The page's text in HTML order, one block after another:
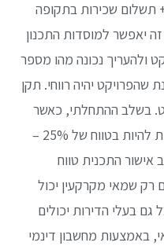
+ תשלום שכירות בתקופה
זה יאפשר למוסדות התכנון
ולהעריך נכונה מהו מספר
יהיה רווחי. תקן
בשלב ההתחלתי, כאשר
הפרויקט עדיין בחיתוליו, על הרווחיות להיות בטווח של 25% –
אישור התכנית טווח
ל 20% – 25%. אמנם רק שמאי מקרקעין יכול
דו״ח לפי תקן 21 אבל גם בעלי הדירות יכולים
באמצעות מחשבון דינמי